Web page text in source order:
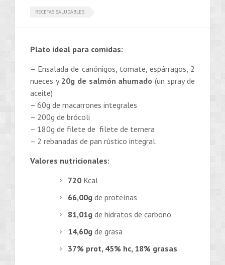
RECETAS SALUDABLES
Plato ideal para comidas:
– Ensalada de canónigos, tomate, espárragos, 2
nueces y 20g de salmón ahumado (un spray de
aceite)
– 60g de macarrones integrales
– 200g de brócoli
– 180g de filete de filete de ternera
– 2 rebanadas de pan rústico integral.
Valores nutricionales:
720 Kcal
66,00g de proteínas
81,01g de hidratos de carbono
14,60g de grasa
37% prot, 45% hc, 18% grasas